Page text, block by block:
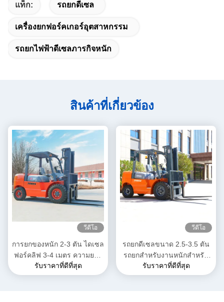
แท็ก: รถยกดีเซล
เครื่องยกฟอร์คเกอร์อุตสาหกรรม
รถยกไฟฟ้าดีเซลภารกิจหนัก
สินค้าที่เกี่ยวข้อง
วีดีโอ
การยกของหนัก 2-3 ตัน ไดเซล
ฟอร์คลิฟ 3-4 เมตร ความยาว
รวม
รับราคาที่ดีที่สุด
วีดีโอ
รถยกดีเซลขนาด 2.5-3.5 ตัน
รถยกสำหรับงานหนักสำหรับ
คลังสินค้า
รับราคาที่ดีที่สุด